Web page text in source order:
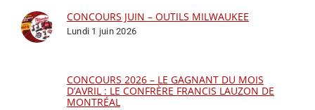
CONCOURS JUIN – OUTILS MILWAUKEE
Lundi 1 juin 2026
CONCOURS 2026 – LE GAGNANT DU MOIS
D’AVRIL : LE CONFRÈRE FRANCIS LAUZON DE
MONTRÉAL